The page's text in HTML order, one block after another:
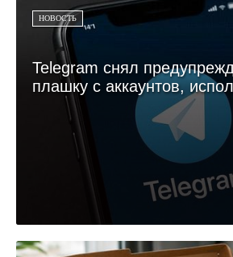
НОВОСТЬ
Telegram снял
плашку с аккаунтов,